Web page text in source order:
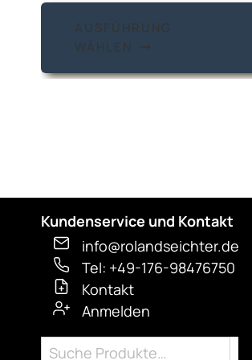
AUSFÜHRUNG
WÄHLEN
Kundenservice und Kontakt
info@rolandseichter.de
Tel: +49-176-98476750
Kontakt
Anmelden
Suchen